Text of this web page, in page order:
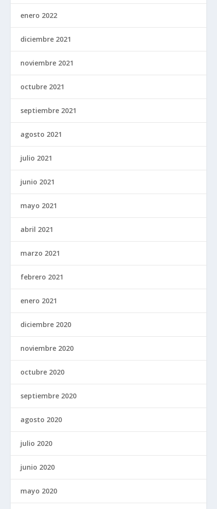
enero 2022
diciembre 2021
noviembre 2021
octubre 2021
septiembre 2021
agosto 2021
julio 2021
junio 2021
mayo 2021
abril 2021
marzo 2021
febrero 2021
enero 2021
diciembre 2020
noviembre 2020
octubre 2020
septiembre 2020
agosto 2020
julio 2020
junio 2020
mayo 2020